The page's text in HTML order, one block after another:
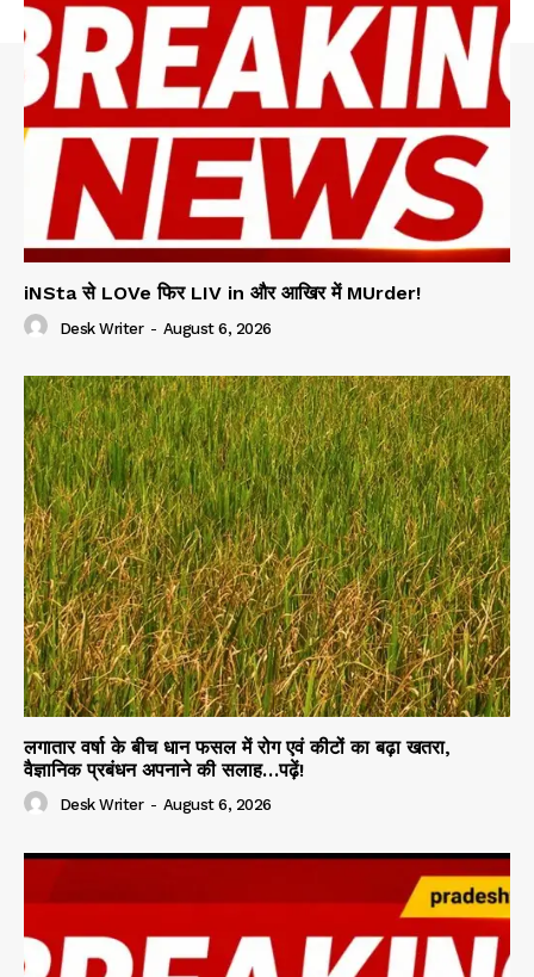
iNSta से LOVe फिर LIV in और आखिर में MUrder!
Desk Writer - August 6, 2026
लगातार वर्षा के बीच धान फसल में रोग एवं कीटों का बढ़ा खतरा,
वैज्ञानिक प्रबंधन अपनाने की सलाह…पढ़ें!
Desk Writer - August 6, 2026